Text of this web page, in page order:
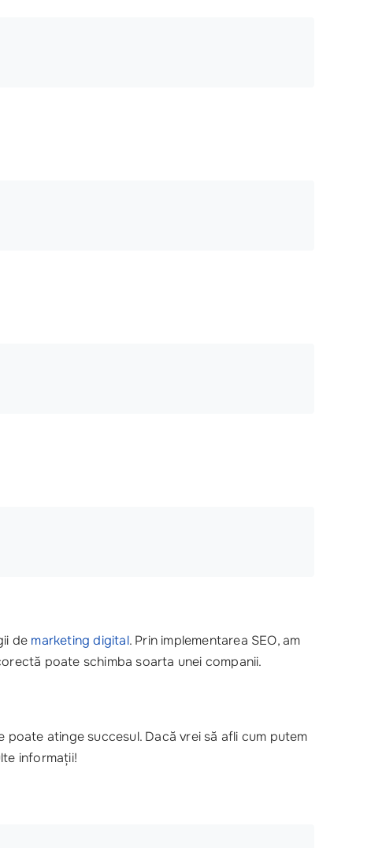
de marketing digital. Prin implementarea SEO, am
poate schimba soarta unei companii.
atinge succesul. Dacă vrei să afli cum putem
informații!